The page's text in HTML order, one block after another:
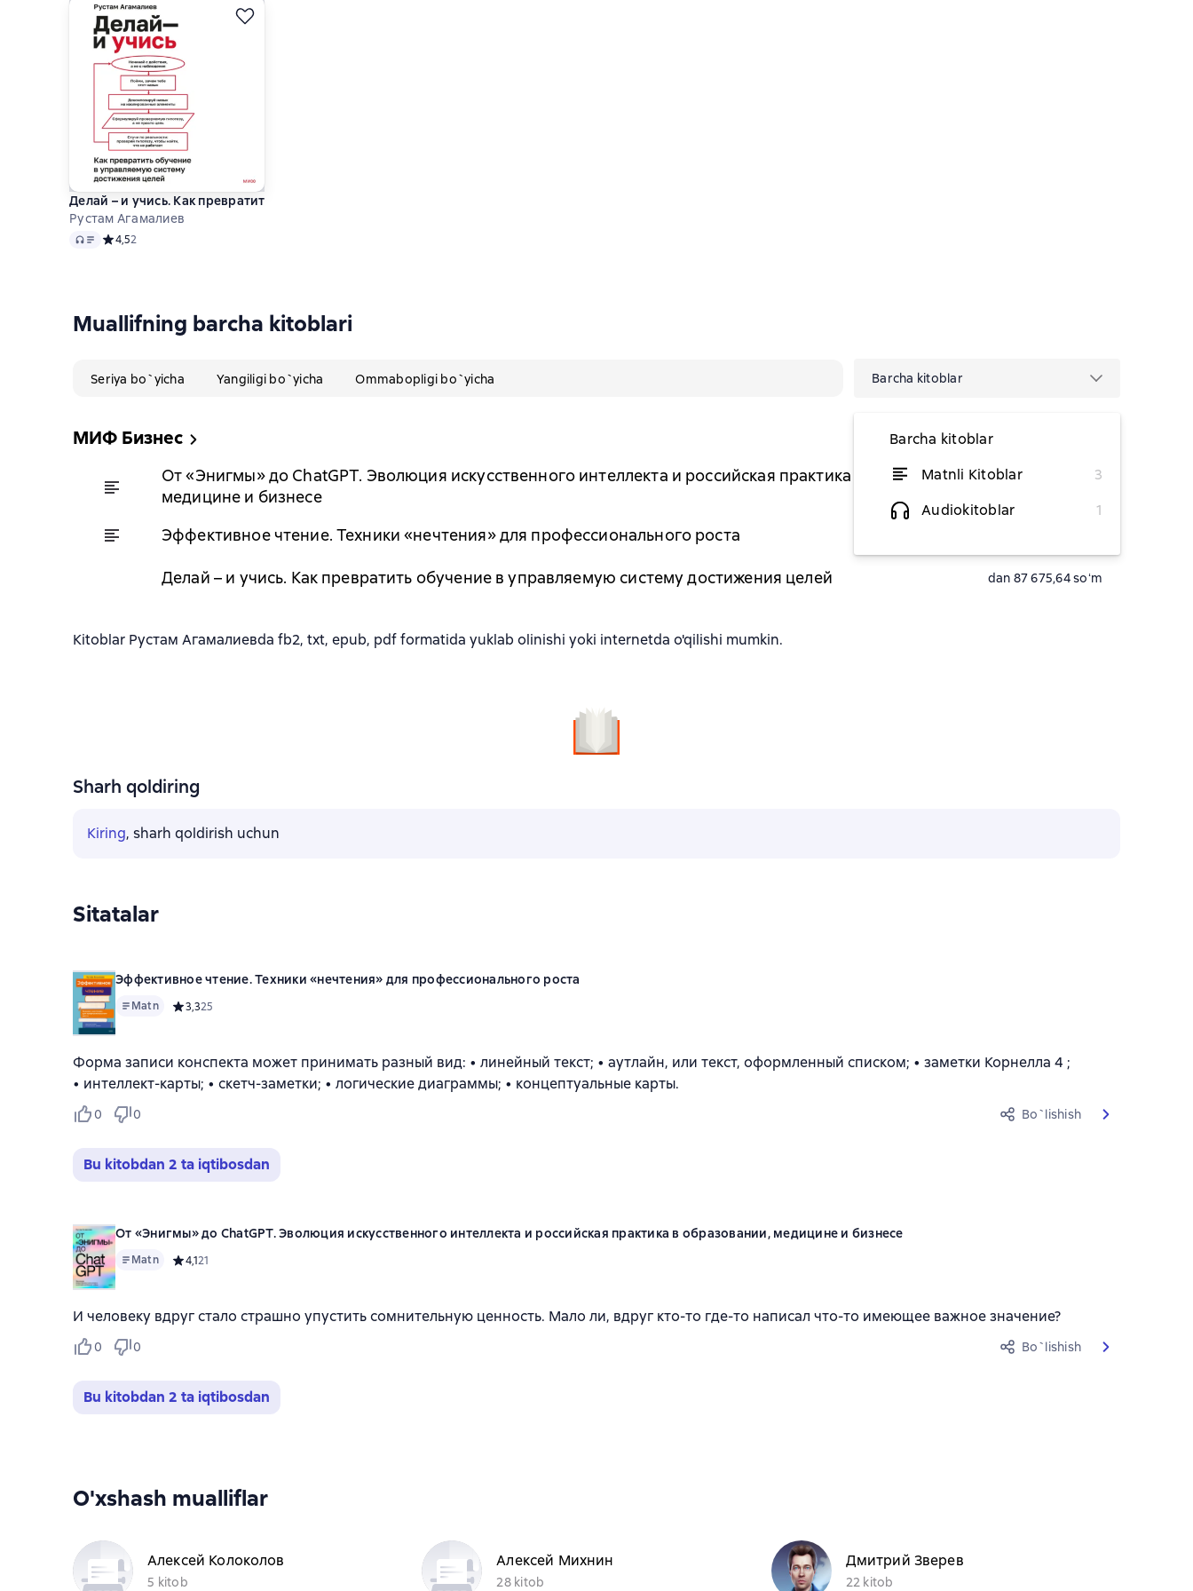
Делай – и учись. Как превратить обучение в управляемую систему достижения целей
Рустам Агамалиев
Audio Средний рейтинг 4,5 на основе 2 оценок
4,52
Muallifning barcha kitoblari
Seriya bo`yicha Yangiligi bo`yicha Ommabopligi bo`yicha Barcha kitoblar
Barcha kitoblar
Matnli Kitoblar
3
Audiokitoblar
1
МИФ Бизнес
От «Энигмы» до ChatGPT. Эволюция искусственного интеллекта и российская практика в образовании,
медицине и бизнесе
dan 74 502,34 soʻm
Эффективное чтение. Техники «нечтения» для профессионального роста
Делай – и учись. Как превратить обучение в управляемую систему достижения целей dan 87 675,64 soʻm
Kitoblar Рустам Агамалиевda fb2, txt, epub, pdf formatida yuklab olinishi yoki internetda o'qilishi mumkin.
Sharh qoldiring
Kiring, sharh qoldirish uchun
Sitatalar
Эффективное чтение. Техники «нечтения» для профессионального роста
Matn Средний рейтинг 3,3 на основе 25 оценок
3,325
Форма записи конспекта может принимать разный вид: • линейный текст; • аутлайн, или текст, оформленный списком; • заметки Корнелла 4 ;
• интеллект-карты; • скетч-заметки; • логические диаграммы; • концептуальные карты.
0 0 Bo`lishish
Bu kitobdan 2 ta iqtibosdan
От «Энигмы» до ChatGPT. Эволюция искусственного интеллекта и российская практика в образовании, медицине и бизнесе
Matn Средний рейтинг 4,1 на основе 21 оценок
4,121
И человеку вдруг стало страшно упустить сомнительную ценность. Мало ли, вдруг кто-то где-то написал что-то имеющее важное значение?
0 0 Bo`lishish
Bu kitobdan 2 ta iqtibosdan
O'xshash mualliflar
Алексей Колоколов
5 kitob
Алексей Михнин
28 kitob
Дмитрий Зверев
22 kitob